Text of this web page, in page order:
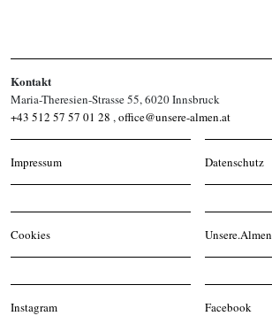
Kontakt
Maria-Theresien-Strasse 55, 6020 Innsbruck
+43 512 57 57 01 28 ,office@unsere-almen.at
Impressum Datenschutz
Cookies Unsere.Almen
Instagram Facebook